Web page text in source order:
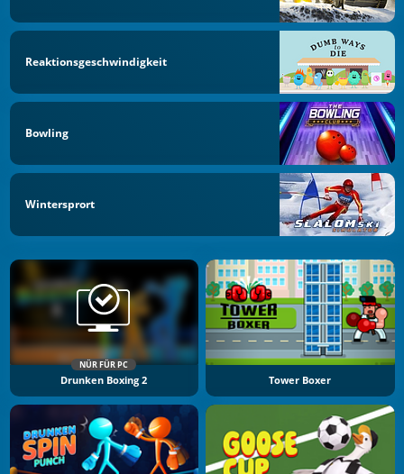
Reaktionsgeschwindigkeit
Bowling
Wintersprort
NÜR FÜR PC
Drunken Boxing 2 Tower Boxer